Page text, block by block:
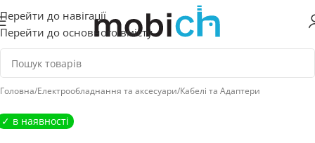
Перейти до навігації
Перейти до основного вмісту
Головна/Електрообладнання та аксесуари/Кабелі та Адаптери